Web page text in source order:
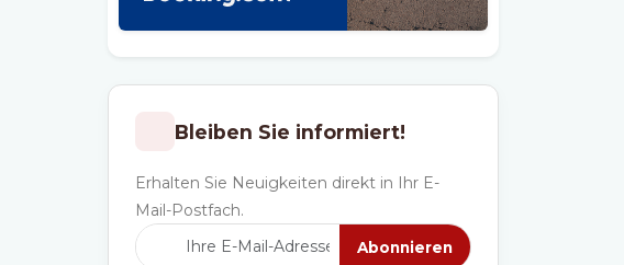
Bleiben Sie informiert!
Erhalten Sie Neuigkeiten direkt in Ihr E-
Mail-Postfach.
Abonnieren